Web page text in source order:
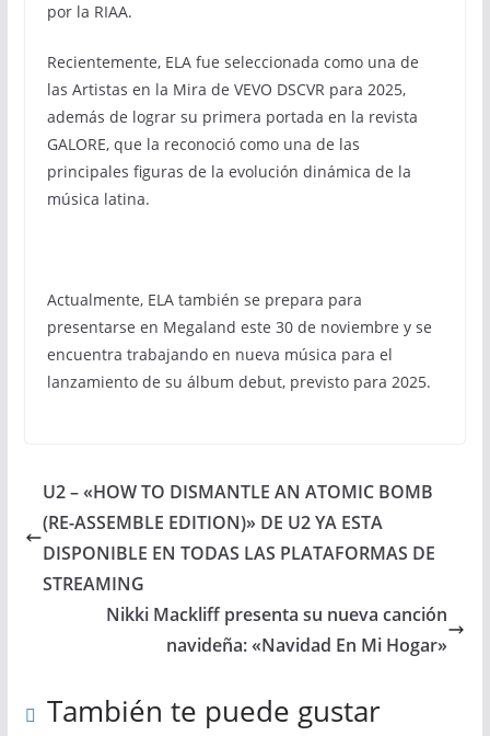
por la RIAA.
Recientemente, ELA fue seleccionada como una de
las Artistas en la Mira de VEVO DSCVR para 2025,
además de lograr su primera portada en la revista
GALORE, que la reconoció como una de las
principales figuras de la evolución dinámica de la
música latina.
Actualmente, ELA también se prepara para
presentarse en Megaland este 30 de noviembre y se
encuentra trabajando en nueva música para el
lanzamiento de su álbum debut, previsto para 2025.
U2 – «HOW TO DISMANTLE AN ATOMIC BOMB
(RE-ASSEMBLE EDITION)» DE U2 YA ESTA
DISPONIBLE EN TODAS LAS PLATAFORMAS DE
STREAMING
Nikki Mackliff presenta su nueva canción
navideña: «Navidad En Mi Hogar»
También te puede gustar